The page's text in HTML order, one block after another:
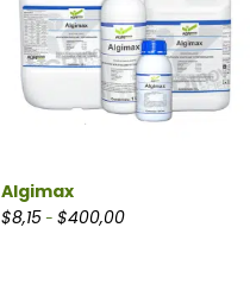
Algimax
$8,15- $400,00Rango de